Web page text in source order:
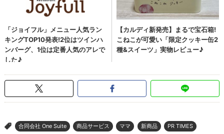
> 合同会社 One Suite 商品サービス ママ 新商品 PR TIMES